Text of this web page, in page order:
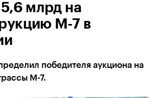
млрд на
М-7 в
победителя аукциона на
М-7.